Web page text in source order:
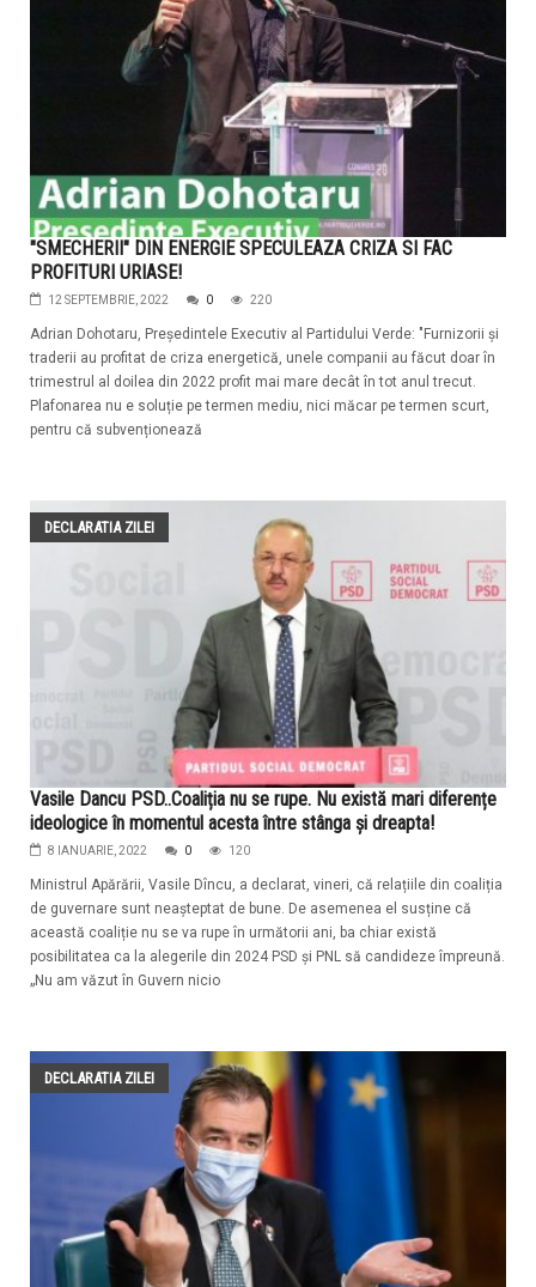
"SMECHERII" DIN ENERGIE SPECULEAZA CRIZA SI FAC
PROFITURI URIASE!
12 SEPTEMBRIE, 2022 0 220
Adrian Dohotaru, Președintele Executiv al Partidului Verde: "Furnizorii și
traderii au profitat de criza energetică, unele companii au făcut doar în
trimestrul al doilea din 2022 profit mai mare decât în tot anul trecut.
Plafonarea nu e soluție pe termen mediu, nici măcar pe termen scurt,
pentru că subvenționează
DECLARATIA ZILEI
Vasile Dancu PSD..Coaliția nu se rupe. Nu există mari diferențe
ideologice în momentul acesta între stânga și dreapta!
8 IANUARIE, 2022 0 120
Ministrul Apărării, Vasile Dîncu, a declarat, vineri, că relațiile din coaliția
de guvernare sunt neașteptat de bune. De asemenea el susține că
această coaliție nu se va rupe în următorii ani, ba chiar există
posibilitatea ca la alegerile din 2024 PSD și PNL să candideze împreună.
„Nu am văzut în Guvern nicio
DECLARATIA ZILEI